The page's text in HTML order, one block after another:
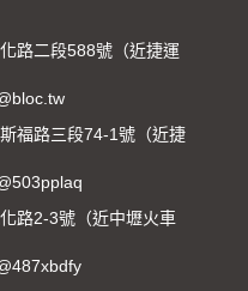
路二段588號（近捷運
福路三段74-1號（近捷
路2-3號（近中壢火車